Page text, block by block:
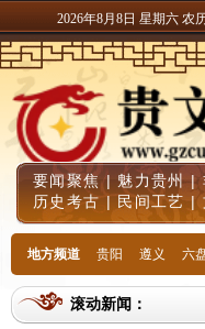
2026年8月8日 星期六 农
要闻聚焦| 魅力贵州|
历史考古 | 民间工艺 |
地方频道 贵阳 遵义 六
滚动新闻：